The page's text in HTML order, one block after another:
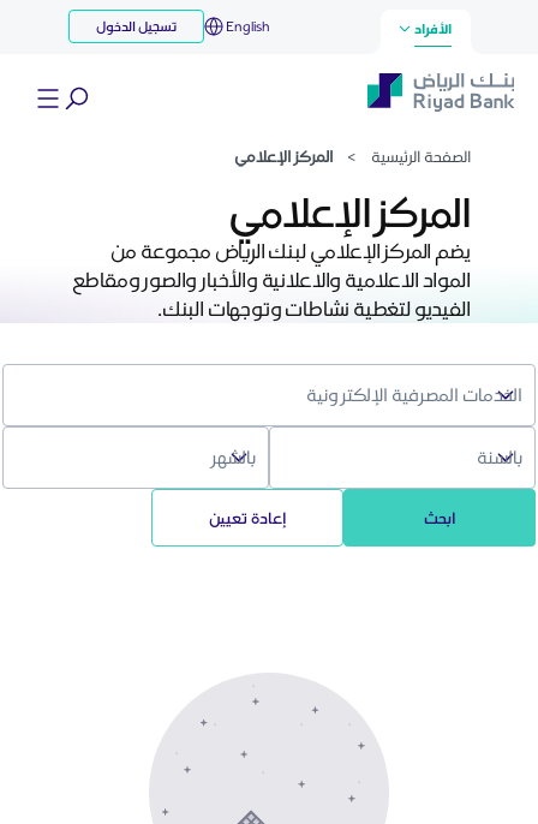
تخطي إلى المحتوى الرئيسي
الإعلامي
الأفراد English تسجيل الدخول
الصفحة الرئيسية > المركز الإعلامي
المركز الإعلامي
يضم المركز الإعلامي لبنك الرياض مجموعة من
المواد الاعلامية والاعلانية والأخبار والصور ومقاطع
الفيديو لتغطية نشاطات وتوجهات البنك.
ابحث إعادة تعيين